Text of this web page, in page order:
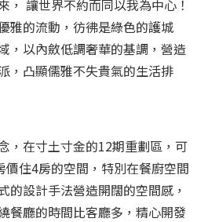
， 讓世界不約而同以我為中心！
雅的流動，彷彿是綠色的護城
，以內斂低調奢華的基調，營造
，凸顯儒雅不失貴氣的生活排
，在寸土寸金的12期重劃區，可
住4房的空間，特別在餐廚空間
的設計手法營造開闊的空間感，
餐廳的時間比客廳多，精心開發